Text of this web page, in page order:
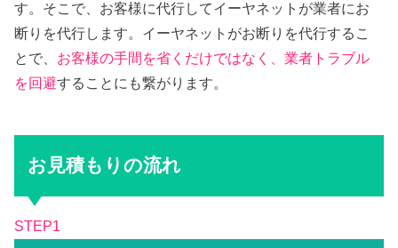
す。そこで、お客様に代行してイーヤネットが業者にお
断りを代行します。イーヤネットがお断りを代行するこ
とで、 お客様の手間を省くだけではなく、業者トラブル
を回避することにも繋がります。
お見積もりの流れ
STEP1